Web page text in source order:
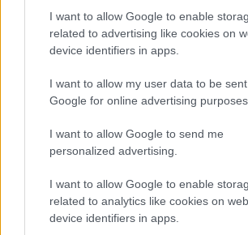
I want to allow Google to enable
related to advertising like cookies on
device identifiers in apps.
I want to allow my user data to be
Google for online advertising purposes.
I want to allow Google to send me
personalized advertising.
I want to allow Google to enable
related to analytics like cookies on
device identifiers in apps.
Tragedia in spiaggia:
annega a Fregene,
per i più vulnerabili
Verduraio o
Trionfale
1 ora fa
Casalotti in lutto:
Kamal, Jahan e
grido di aiuto per la